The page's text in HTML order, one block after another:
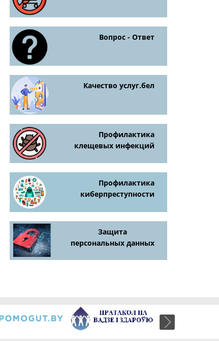
Вопрос - Ответ
Качество услуг.бел
Профилактика
клещевых инфекций
Профилактика
киберпреступности
Защита
персональных данных